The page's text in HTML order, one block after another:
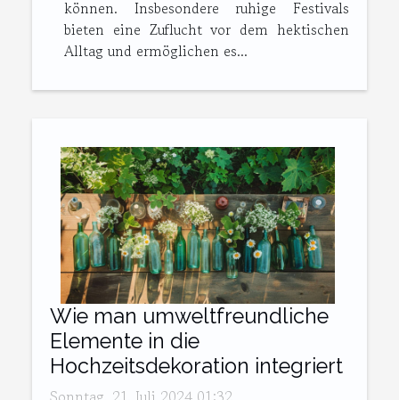
können. Insbesondere ruhige Festivals
bieten eine Zuflucht vor dem hektischen
Alltag und ermöglichen es...
Wie man umweltfreundliche
Elemente in die
Hochzeitsdekoration integriert